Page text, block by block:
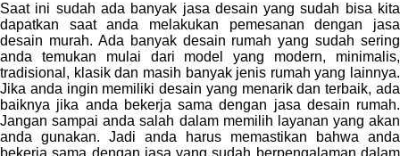
Saat ini sudah ada banyak jasa desain yang sudah bisa kita
dapatkan saat anda melakukan pemesanan dengan jasa
desain murah. Ada banyak desain rumah yang sudah sering
anda temukan mulai dari model yang modern, minimalis,
tradisional, klasik dan masih banyak jenis rumah yang lainnya.
Jika anda ingin memiliki desain yang menarik dan terbaik, ada
baiknya jika anda bekerja sama dengan jasa desain rumah.
Jangan sampai anda salah dalam memilih layanan yang akan
anda gunakan. Jadi anda harus memastikan bahwa anda
bekerja sama dengan jasa yang sudah berpengalaman dalam